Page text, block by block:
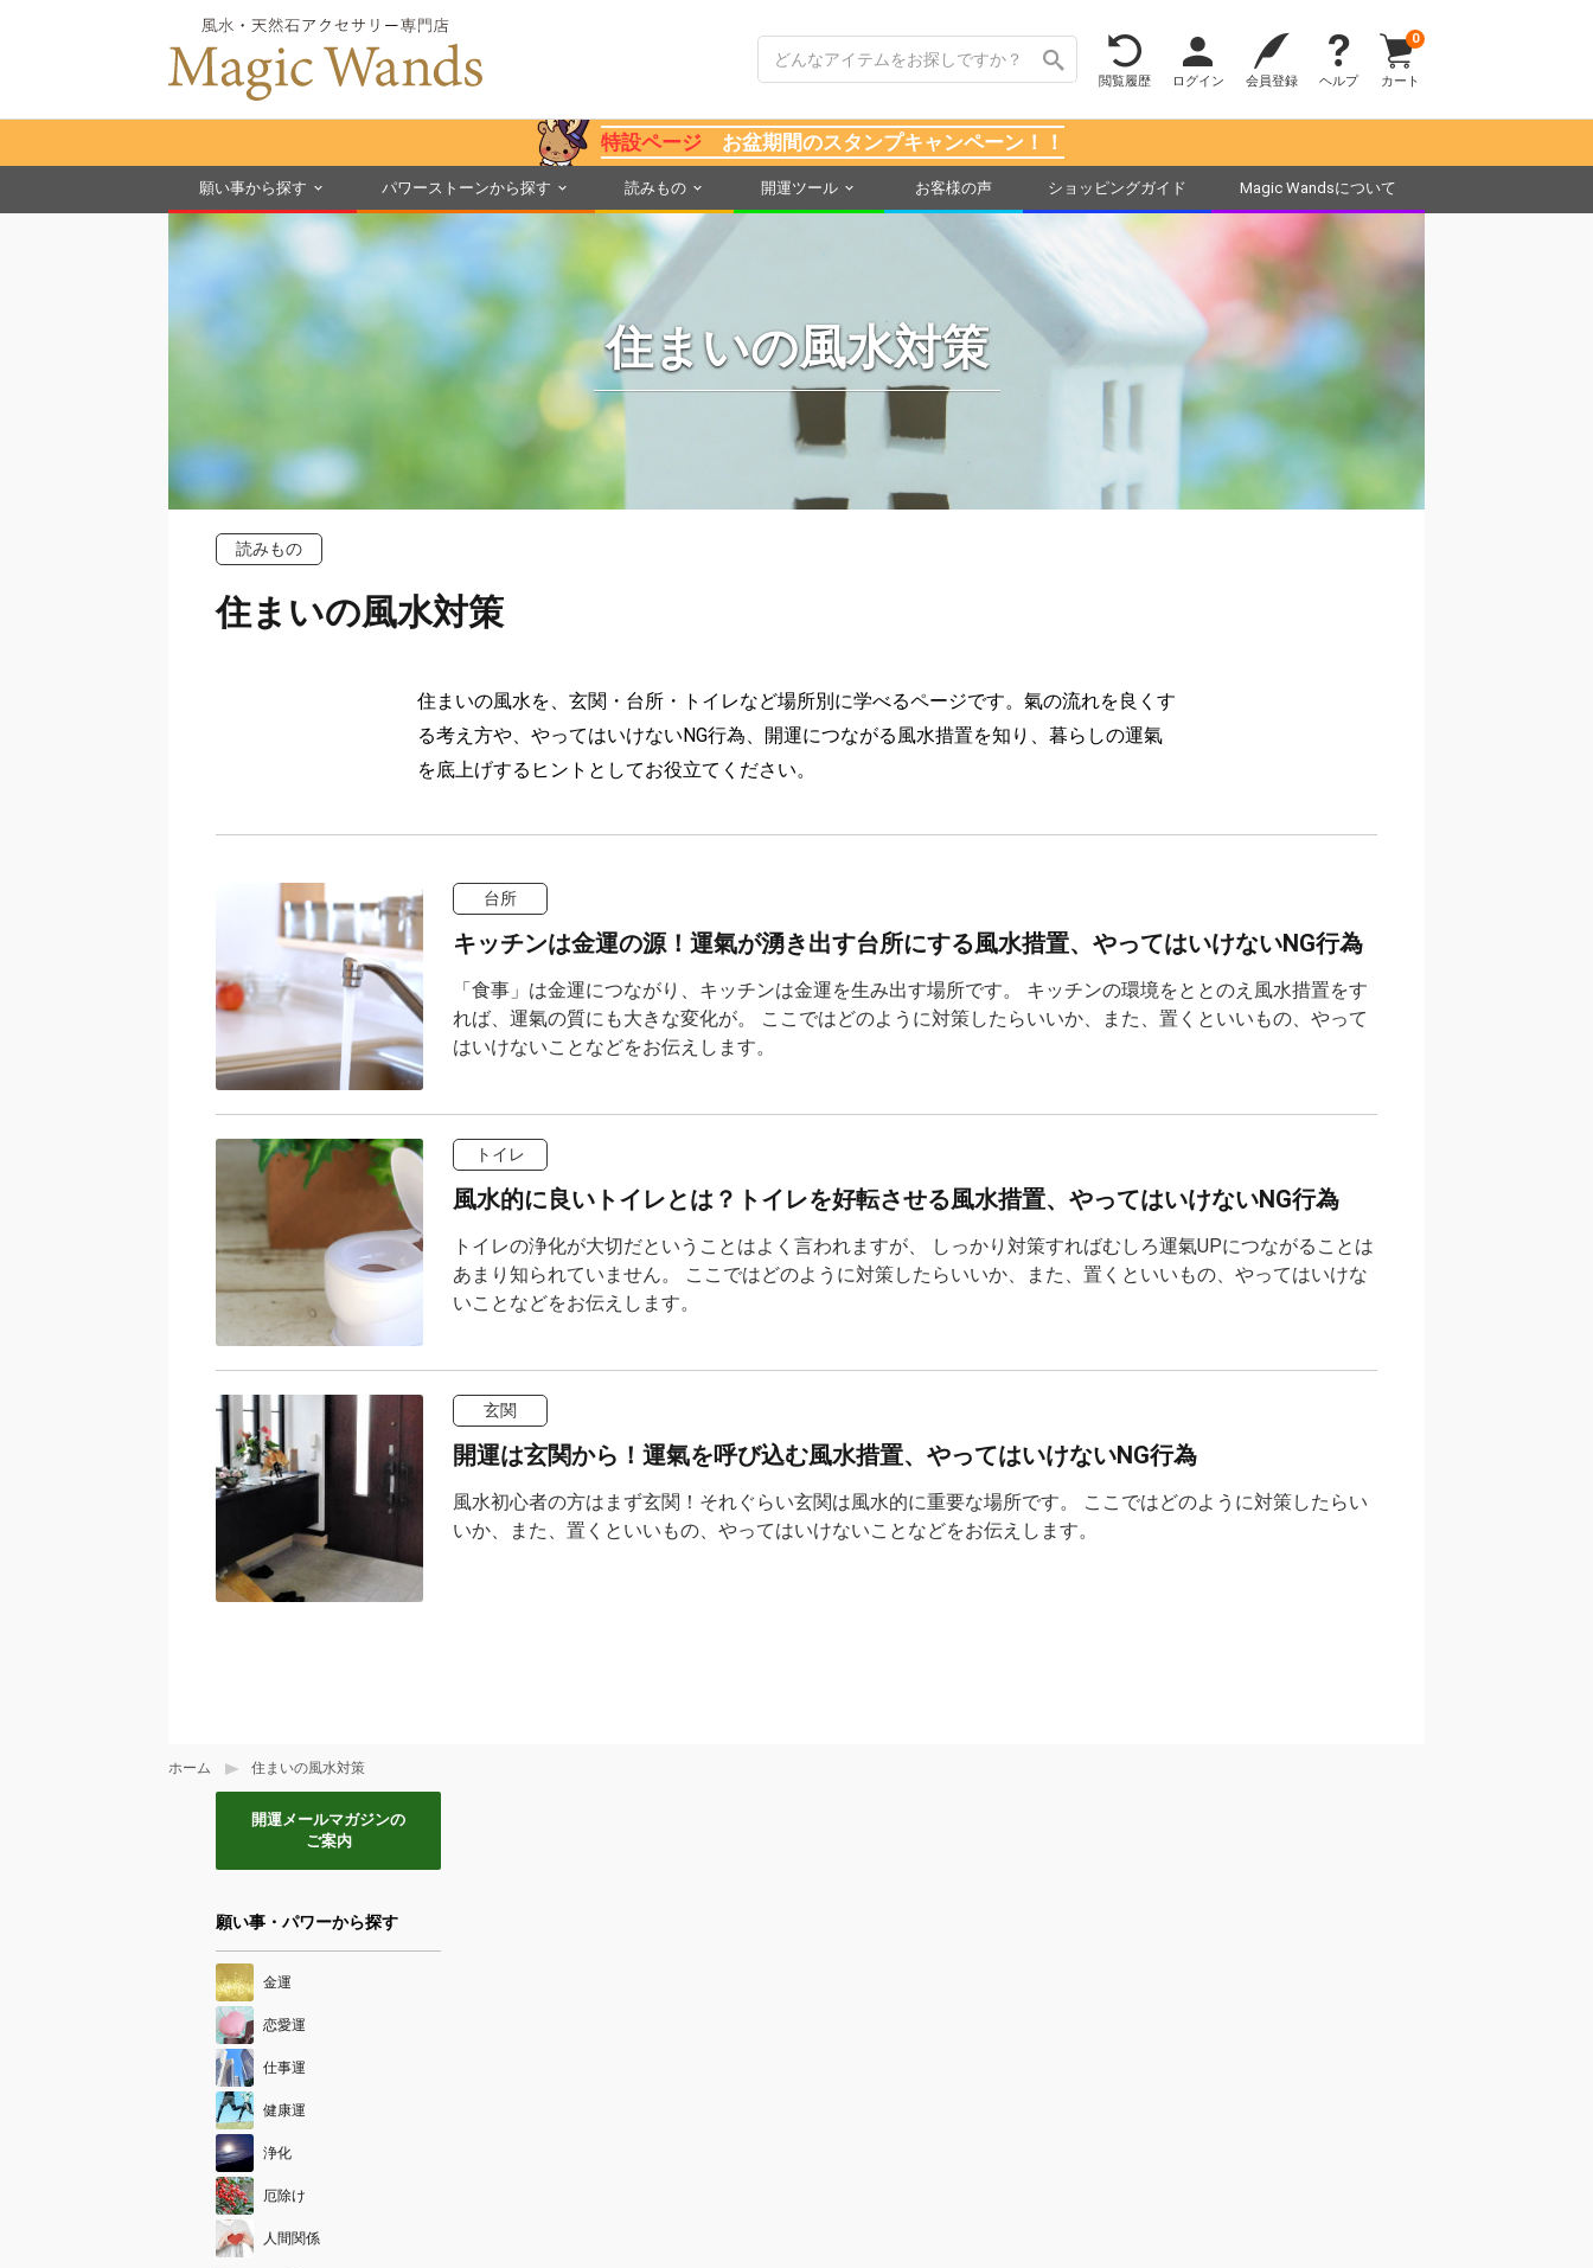
閲覧履歴 ログイン 会員登録 ヘルプ カート
0
特設ページ お盆期間のスタンプキャンペーン！！
願い事から探す パワーストーンから探す 読みもの 開運ツール お客様の声 ショッピングガイド Magic Wandsについて
ホーム 住まいの風水対策
住まいの風水対策
読みもの
住まいの風水対策
住まいの風水を、玄関・台所・トイレなど場所別に学べるページです。氣の流れを良くす
る考え方や、やってはいけないNG行為、開運につながる風水措置を知り、暮らしの運氣
を底上げするヒントとしてお役立てください。
台所
キッチンは金運の源！運氣が湧き出す台所にする風水措置、やってはいけないNG行為
「食事」は金運につながり、キッチンは金運を生み出す場所です。 キッチンの環境をととのえ風水措置をす
れば、運氣の質にも大きな変化が。 ここではどのように対策したらいいか、また、置くといいもの、やって
はいけないことなどをお伝えします。
トイレ
風水的に良いトイレとは？トイレを好転させる風水措置、やってはいけないNG行為
トイレの浄化が大切だということはよく言われますが、 しっかり対策すればむしろ運氣UPにつながることは
あまり知られていません。 ここではどのように対策したらいいか、また、置くといいもの、やってはいけな
いことなどをお伝えします。
玄関
開運は玄関から！運氣を呼び込む風水措置、やってはいけないNG行為
風水初心者の方はまず玄関！それぐらい玄関は風水的に重要な場所です。 ここではどのように対策したらい
いか、また、置くといいもの、やってはいけないことなどをお伝えします。
開運メールマガジンの
ご案内
願い事・パワーから探す
金運
恋愛運
仕事運
健康運
浄化
厄除け
人間関係